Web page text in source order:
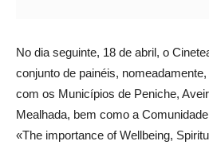
No dia seguinte, 18 de abril, o
conjunto de painéis,
com os Municípios de Peniche,
Mealhada, bem como a
«The importance of Wellbeing,